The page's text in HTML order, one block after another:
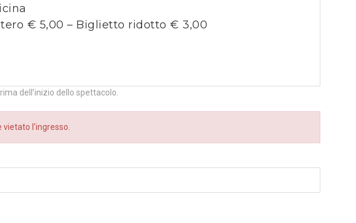
€ 5,00 – Biglietto ridotto € 3,00
dell’inizio dello spettacolo.
l’ingresso.